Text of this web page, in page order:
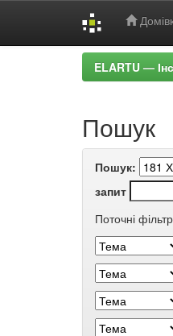
ELARTU —
Пошук
Пошук:
запит
Поточні